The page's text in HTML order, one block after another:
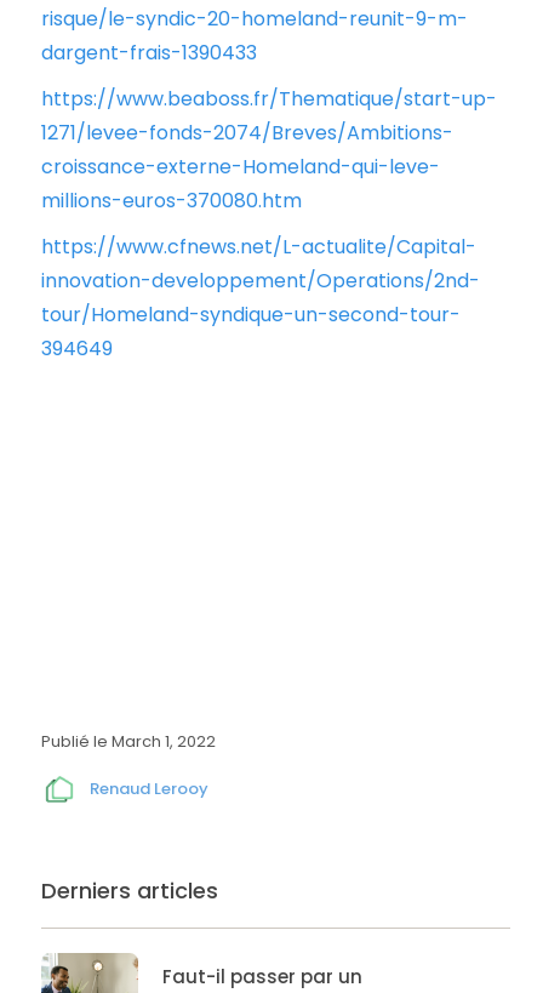
risque/le-syndic-20-homeland-reunit-9-m-
dargent-frais-1390433
https://www.beaboss.fr/Thematique/start-up-
1271/levee-fonds-2074/Breves/Ambitions-
croissance-externe-Homeland-qui-leve-
millions-euros-370080.htm
https://www.cfnews.net/L-actualite/Capital-
innovation-developpement/Operations/2nd-
tour/Homeland-syndique-un-second-tour-
394649
Publié le March 1, 2022
Renaud Lerooy
Derniers articles
Faut-il passer par un